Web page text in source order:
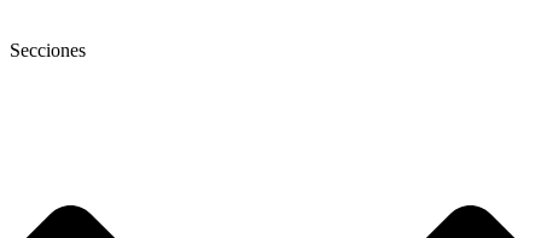
Secciones